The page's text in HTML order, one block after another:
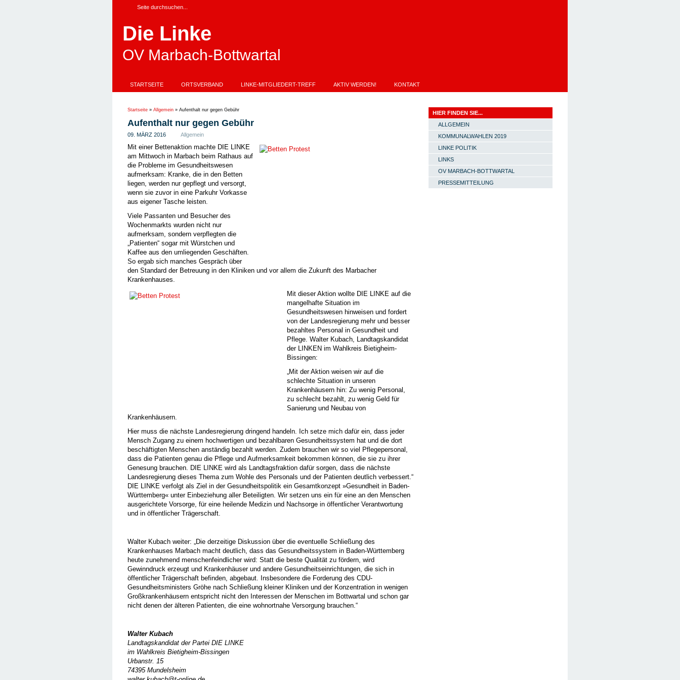
Die Linke
OV Marbach-Bottwartal
STARTSEITE ORTSVERBAND LINKE-MITGLIEDERT-TREFF AKTIV WERDEN! KONTAKT
Startseite » Allgemein » Aufenthalt nur gegen Gebühr
Aufenthalt nur gegen Gebühr
09. MÄRZ 2016 Allgemein
Mit einer Bettenaktion machte DIE LINKE
am Mittwoch in Marbach beim Rathaus auf
die Probleme im Gesundheitswesen
aufmerksam: Kranke, die in den Betten
liegen, werden nur gepflegt und versorgt,
wenn sie zuvor in eine Parkuhr Vorkasse
aus eigener Tasche leisten.
Viele Passanten und Besucher des
Wochenmarkts wurden nicht nur
aufmerksam, sondern verpflegten die
„Patienten“ sogar mit Würstchen und
Kaffee aus den umliegenden Geschäften.
So ergab sich manches Gespräch über
den Standard der Betreuung in den Kliniken und vor allem die Zukunft des Marbacher
Krankenhauses.
Mit dieser Aktion wollte DIE LINKE auf die
mangelhafte Situation im
Gesundheitswesen hinweisen und fordert
von der Landesregierung mehr und besser
bezahltes Personal in Gesundheit und
Pflege. Walter Kubach, Landtagskandidat
der LINKEN im Wahlkreis Bietigheim-
Bissingen:
„Mit der Aktion weisen wir auf die
schlechte Situation in unseren
Krankenhäusern hin: Zu wenig Personal,
zu schlecht bezahlt, zu wenig Geld für
Sanierung und Neubau von
Krankenhäusern.
Hier muss die nächste Landesregierung dringend handeln. Ich setze mich dafür ein, dass jeder
Mensch Zugang zu einem hochwertigen und bezahlbaren Gesundheitssystem hat und die dort
beschäftigten Menschen anständig bezahlt werden. Zudem brauchen wir so viel Pflegepersonal,
dass die Patienten genau die Pflege und Aufmerksamkeit bekommen können, die sie zu ihrer
Genesung brauchen. DIE LINKE wird als Landtagsfraktion dafür sorgen, dass die nächste
Landesregierung dieses Thema zum Wohle des Personals und der Patienten deutlich verbessert.“
DIE LINKE verfolgt als Ziel in der Gesundheitspolitik ein Gesamtkonzept »Gesundheit in Baden-
Württemberg« unter Einbeziehung aller Beteiligten. Wir setzen uns ein für eine an den Menschen
ausgerichtete Vorsorge, für eine heilende Medizin und Nachsorge in öffentlicher Verantwortung
und in öffentlicher Trägerschaft.
Walter Kubach weiter: „Die derzeitige Diskussion über die eventuelle Schließung des
Krankenhauses Marbach macht deutlich, dass das Gesundheitssystem in Baden-Württemberg
heute zunehmend menschenfeindlicher wird: Statt die beste Qualität zu fördern, wird
Gewinndruck erzeugt und Krankenhäuser und andere Gesundheitseinrichtungen, die sich in
öffentlicher Trägerschaft befinden, abgebaut. Insbesondere die Forderung des CDU-
Gesundheitsministers Gröhe nach Schließung kleiner Kliniken und der Konzentration in wenigen
Großkrankenhäusern entspricht nicht den Interessen der Menschen im Bottwartal und schon gar
nicht denen der älteren Patienten, die eine wohnortnahe Versorgung brauchen.“
Walter Kubach
Landtagskandidat der Partei DIE LINKE
im Wahlkreis Bietigheim-Bissingen
Urbanstr. 15
74395 Mundelsheim
HIER FINDEN SIE...
ALLGEMEIN
KOMMUNALWAHLEN 2019
LINKE POLITIK
LINKS
OV MARBACH-BOTTWARTAL
PRESSEMITTEILUNG